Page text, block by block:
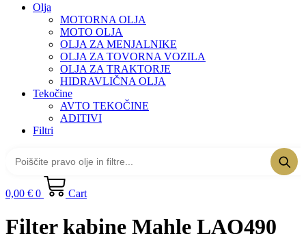
Olja
MOTORNA OLJA
MOTO OLJA
OLJA ZA MENJALNIKE
OLJA ZA TOVORNA VOZILA
OLJA ZA TRAKTORJE
HIDRAVLIČNA OLJA
Tekočine
AVTO TEKOČINE
ADITIVI
Filtri
0,00 € 0 Cart
Filter kabine Mahle LAO490